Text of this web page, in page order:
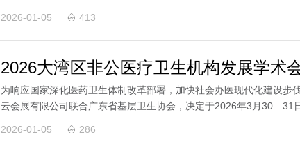
2026-01-05 413
2026大湾区非公医疗卫生机构发展学术
为响应国家深化医药卫生体制改革部署，加快社会办医现代化建设步
云会展有限公司联合广东省基层卫生协会，决定于2026年3月30—31
2026-01-05 286